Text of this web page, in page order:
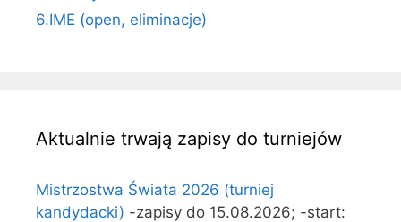
6.IME (open, eliminacje)
Aktualnie trwają zapisy do turniejów
Mistrzostwa Świata 2026 (turniej
kandydacki) -zapisy do 15.08.2026; -start: